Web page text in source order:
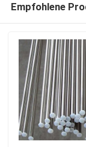
Empfohlene